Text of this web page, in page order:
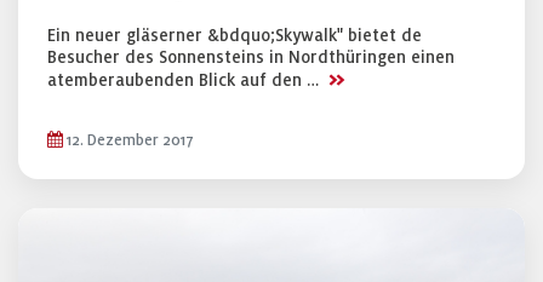
Ein neuer gläserner &bdquo;Skywalk" bietet de
Besucher des Sonnensteins in Nordthüringen einen
atemberaubenden Blick auf den … >>
12. Dezember 2017